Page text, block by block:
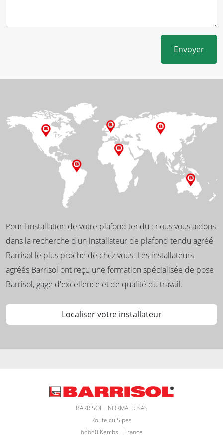
Envoyer
Pour l'installation de votre plafond tendu : nous vous aidons
dans la recherche d'un installateur de plafond tendu agréé
Barrisol le plus proche de chez vous. Les installateurs
agréés Barrisol ont reçu une formation spécialisée de pose
Barrisol, gage d'excellence et de qualité du travail.
Localiser votre installateur
BARRISOL - NORMALU SAS
Route du Sipes
68680 Kembs – France